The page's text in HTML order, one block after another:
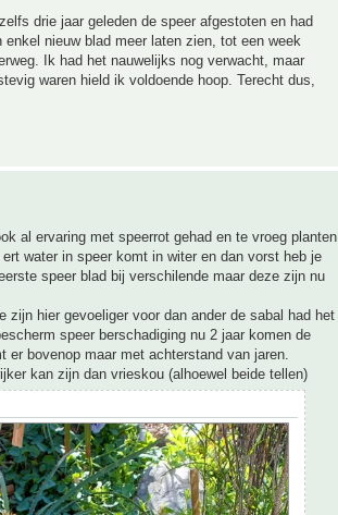
drie jaar geleden de speer afgestoten en had
nieuw blad meer laten zien, tot een week
Ik had het nauwelijks nog verwacht, maar
waren hield ik voldoende hoop. Terecht dus,
al ervaring met speerrot gehad en te vroeg planten
water in speer komt in witer en dan vorst heb je
speer blad bij verschilende maar deze zijn nu
zijn hier gevoeliger voor dan ander de sabal had het
speer berschadiging nu 2 jaar komen de
er bovenop maar met achterstand van jaren.
kan zijn dan vrieskou (alhoewel beide tellen)